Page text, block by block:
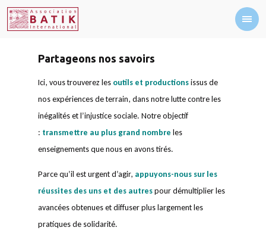
Partageons nos savoirs
Ici, vous trouverez les outils et productionsissus de
nos expériences de terrain, dans notre lutte contre les
inégalités et l’injustice sociale. Notre objectif
: transmettre au plus grand nombre les
enseignements que nous en avons tirés.
Parce qu’il est urgent d’agir, appuyons-nous sur les
réussites des uns et des autrespour démultiplier les
avancées obtenues et diffuser plus largement les
pratiques de solidarité.